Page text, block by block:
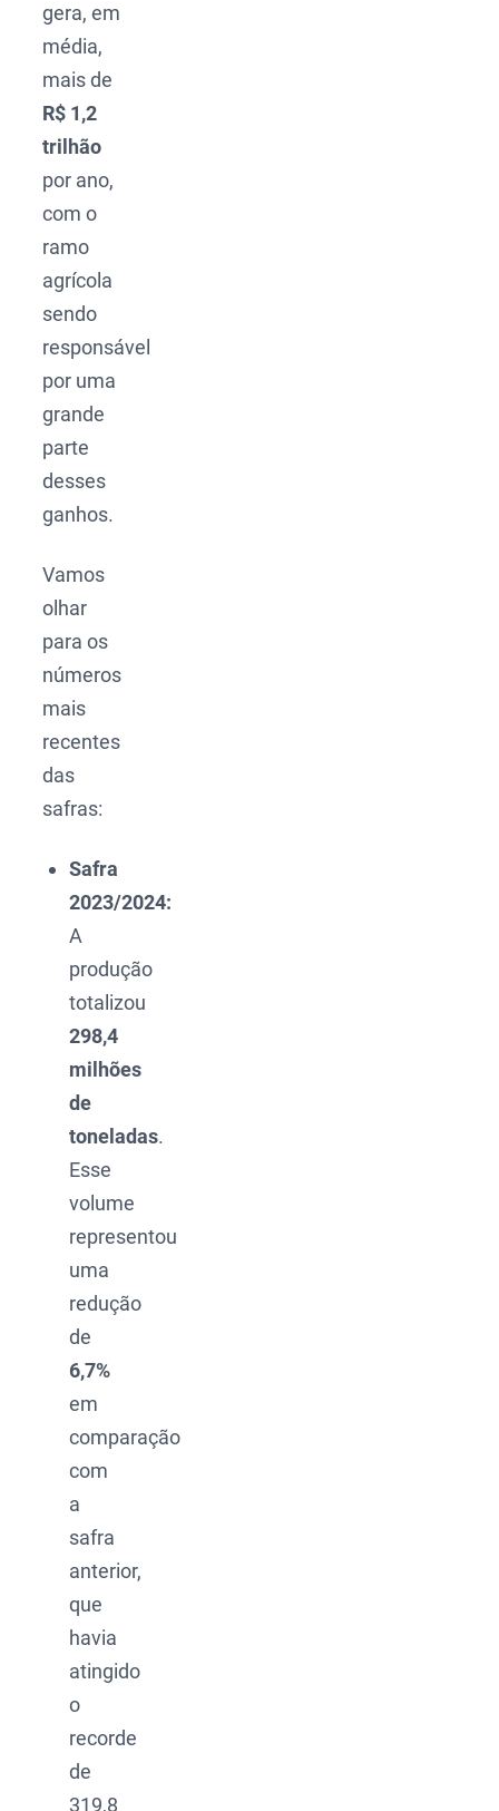
gera, em
média,
mais de
R$ 1,2
trilhão
por ano,
com o
ramo
agrícola
sendo
responsável
por uma
grande
parte
desses
ganhos.
Vamos
olhar
para os
números
mais
recentes
das
safras:
Safra
2023/2024:
A
produção
totalizou
298,4
milhões
de
toneladas.
Esse
volume
representou
uma
redução
de
6,7%
em
comparação
com
a
safra
anterior,
que
havia
atingido
o
recorde
de
319,8